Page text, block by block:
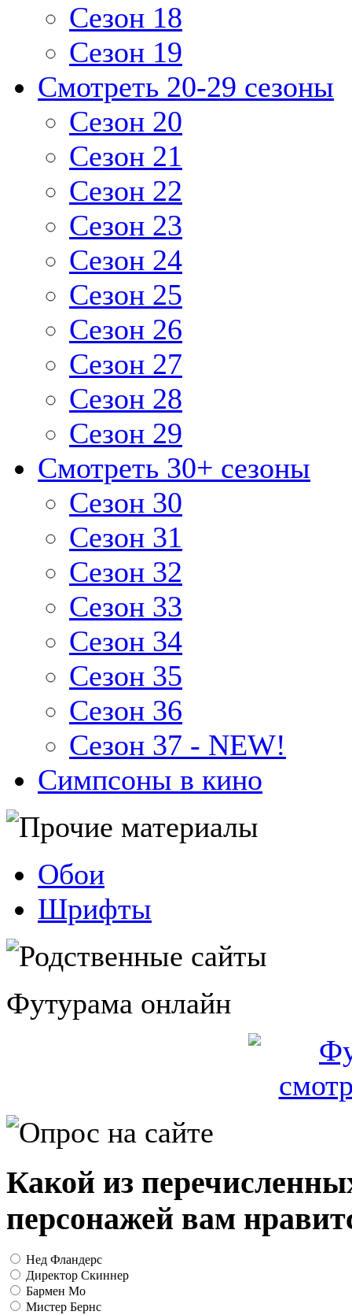
Сезон 18
Сезон 19
Смотреть 20-29 сезоны
Сезон 20
Сезон 21
Сезон 22
Сезон 23
Сезон 24
Сезон 25
Сезон 26
Сезон 27
Сезон 28
Сезон 29
Смотреть 30+ сезоны
Сезон 30
Сезон 31
Сезон 32
Сезон 33
Сезон 34
Сезон 35
Сезон 36
Сезон 37 - NEW!
Симпсоны в кино
Обои
Шрифты
Футурама онлайн
Какой из
персонажей вам
Нед Фландерс
Директор Скиннер
Бармен Мо
Мистер Бернс